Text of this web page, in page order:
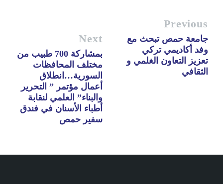
Previous
جامعة حمص تبحث مع
وفد أكاديمي تركي
تعزيز التعاون الغلمي و
الثقافي
Next
بمشاركة 700 طبيب من
مختلف المحافظات
السورية…انطلاق
أعمال مؤتمر ” التحرير
والبناء” العلمي لنقابة
أطباء الأسنان في فندق
سفير حمص